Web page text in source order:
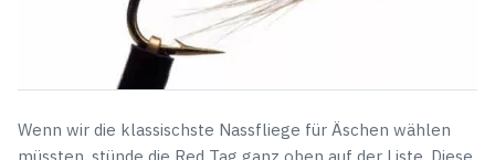
Wenn wir die klassischste Nassfliege für Äschen wählen
müssten, stünde die Red Tag ganz oben auf der Liste. Diese